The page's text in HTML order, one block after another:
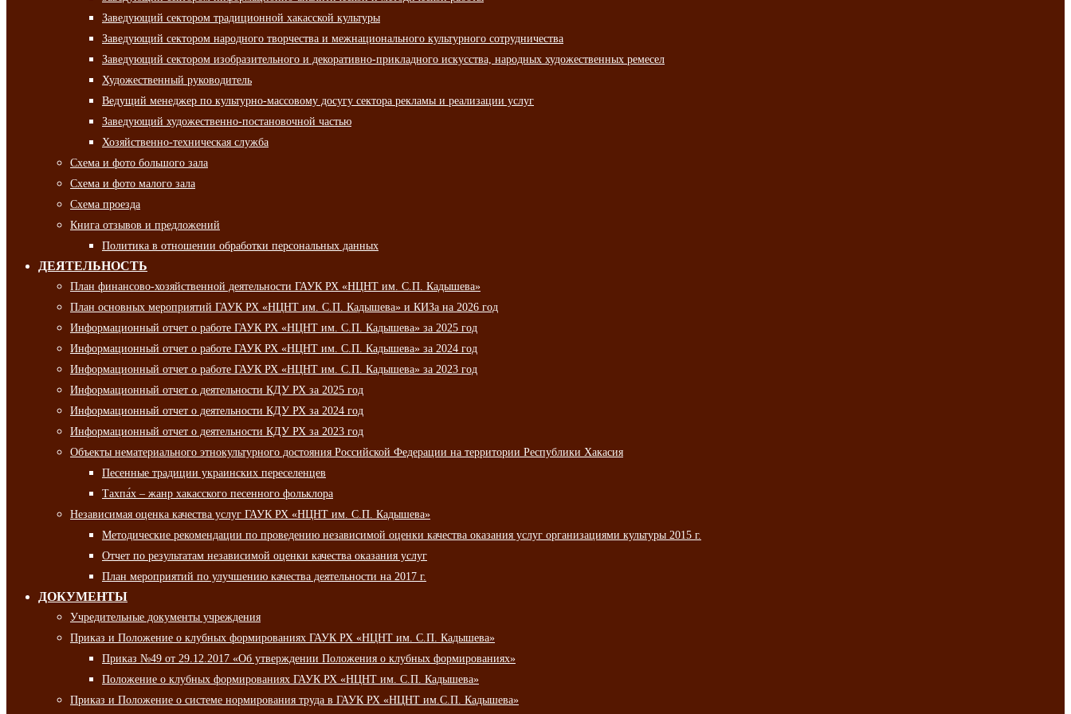
Заведующий сектором традиционной хакасской культуры
Заведующий сектором народного творчества и межнационального культурного сотрудничества
Заведующий сектором изобразительного и декоративно-прикладного искусства, народных художественных ремесел
Художественный руководитель
Ведущий менеджер по культурно-массовому досугу сектора рекламы и реализации услуг
Заведующий художественно-постановочной частью
Хозяйственно-техническая служба
Схема и фото большого зала
Схема и фото малого зала
Схема проезда
Книга отзывов и предложений
Политика в отношении обработки персональных данных
ДЕЯТЕЛЬНОСТЬ
План финансово-хозяйственной деятельности ГАУК РХ «НЦНТ им. С.П. Кадышева»
План основных мероприятий ГАУК РХ «НЦНТ им. С.П. Кадышева» и КИЗа на 2026 год
Информационный отчет о работе ГАУК РХ «НЦНТ им. С.П. Кадышева» за 2025 год
Информационный отчет о работе ГАУК РХ «НЦНТ им. С.П. Кадышева» за 2024 год
Информационный отчет о работе ГАУК РХ «НЦНТ им. С.П. Кадышева» за 2023 год
Информационный отчет о деятельности КДУ РХ за 2025 год
Информационный отчет о деятельности КДУ РХ за 2024 год
Информационный отчет о деятельности КДУ РХ за 2023 год
Объекты нематериального этнокультурного достояния Российской Федерации на территории Республики Хакасия
Песенные традиции украинских переселенцев
Тахпа́х – жанр хакасского песенного фольклора
Независимая оценка качества услуг ГАУК РХ «НЦНТ им. С.П. Кадышева»
Методические рекомендации по проведению независимой оценки качества оказания услуг организациями культуры 2015 г.
Отчет по результатам независимой оценки качества оказания услуг
План мероприятий по улучшению качества деятельности на 2017 г.
ДОКУМЕНТЫ
Учредительные документы учреждения
Приказ и Положение о клубных формированиях ГАУК РХ «НЦНТ им. С.П. Кадышева»
Приказ №49 от 29.12.2017 «Об утверждении Положения о клубных формированиях»
Положение о клубных формированиях ГАУК РХ «НЦНТ им. С.П. Кадышева»
Приказ и Положение о системе нормирования труда в ГАУК РХ «НЦНТ им.С.П. Кадышева»